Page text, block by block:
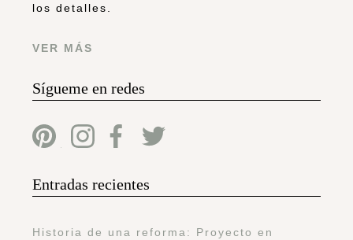
los detalles.
VER MÁS
Sígueme en redes
Entradas recientes
Historia de una reforma: Proyecto en